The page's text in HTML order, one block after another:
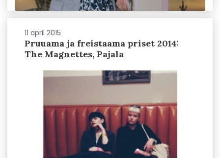
11 april 2015
Pruuama ja freistaama priset 2014:
The Magnettes, Pajala